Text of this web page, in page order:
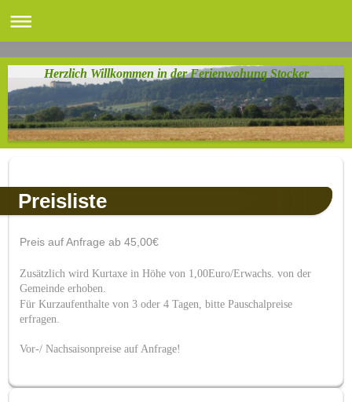
Herzlich Willkommen in der Ferienwohung Stocker
Preisliste
Preis auf Anfrage ab 45,00€
Zusätzlich wird Kurtaxe in Höhe von 1,00Euro/Erwachs. von der
Gemeinde erhoben.
Für Kurzaufenthalte von 3 oder 4 Tagen, bitte Pauschalpreise
erfragen.
Vor-/ Nachsaisonpreise auf Anfrage!